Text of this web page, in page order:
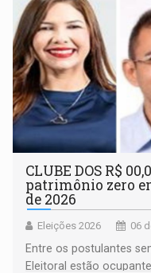
CLUBE DOS R$
patrimônio zero
de 2026
Eleições 2026 06
Entre os postulantes
Eleitoral estão